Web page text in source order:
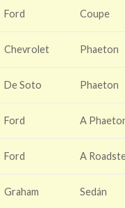
Ford Coupe
Chevrolet Phaeton
De Soto Phaeton
Ford A
Ford A
Graham Sedán